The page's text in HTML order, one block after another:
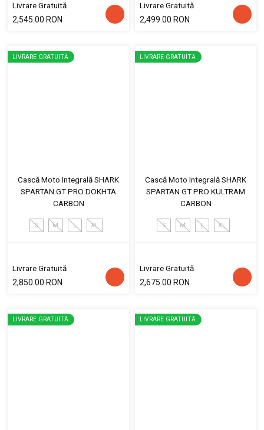
Livrare Gratuită
2,545.00 RON
Livrare Gratuită
2,499.00 RON
LIVRARE GRATUITĂ
Cască Moto Integrală SHARK
SPARTAN GT PRO DOKHTA
CARBON
S M L XL
Livrare Gratuită
2,850.00 RON
LIVRARE GRATUITĂ
Cască Moto Integrală SHARK
SPARTAN GT PRO KULTRAM
CARBON
S M L XL
Livrare Gratuită
2,675.00 RON
LIVRARE GRATUITĂ LIVRARE GRATUITĂ